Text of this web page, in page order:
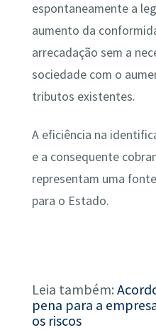
espontaneamente a
aumento da
arrecadação sem a
sociedade com o
tributos existentes.
A eficiência na
e a consequente
representam uma
para o Estado.
Leia também:
pena para a
os riscos